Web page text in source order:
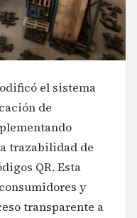
el sistema
de
trazabilidad de
QR. Esta
y
transparente a